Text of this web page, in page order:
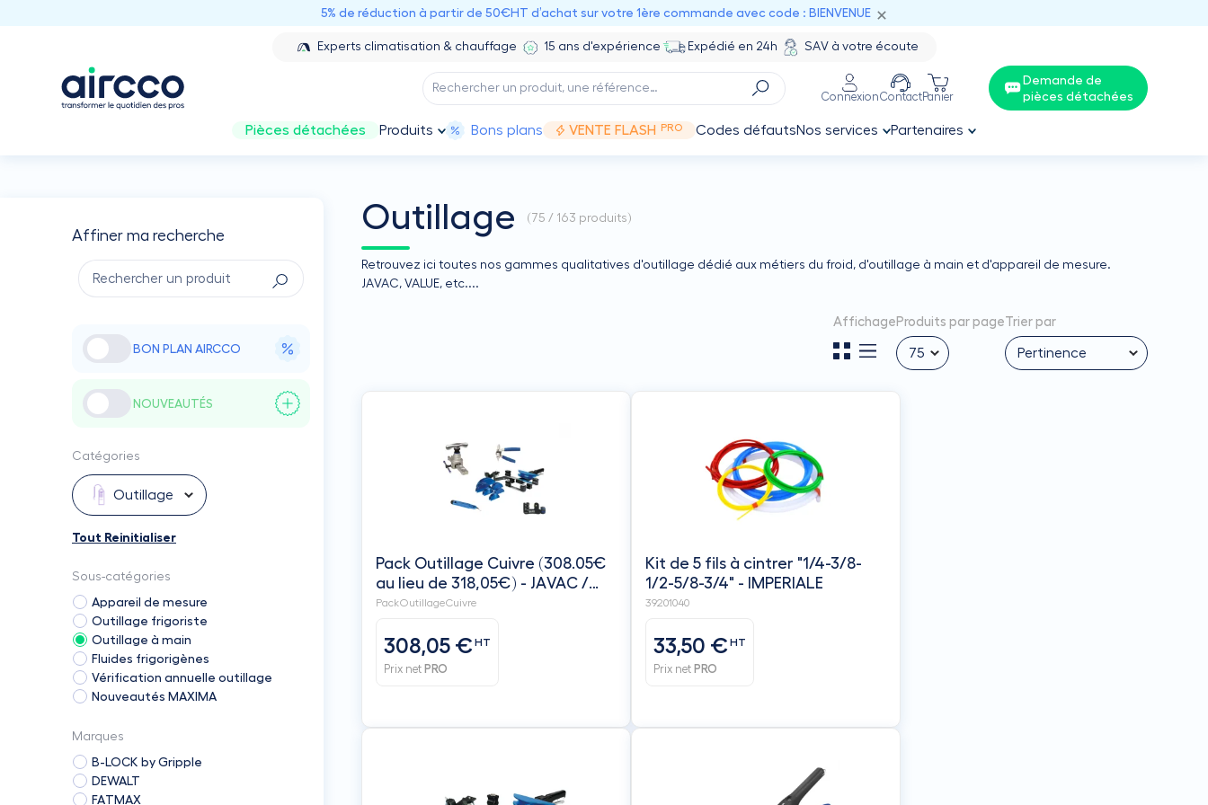
5% de réduction à partir de 50€HT d’achat sur votre 1ère commande avec code : BIENVENUE
Experts climatisation & chauffage 15 ans d'expérience Expédié en 24h SAV à votre écoute
ConnexionContactPanier
Demande de
pièces détachées
Pièces détachées Produits Bons plans VENTE FLASH PRO Codes défautsNos services Partenaires
Affiner ma recherche
BON PLAN AIRCCO
NOUVEAUTÉS
Catégories
Outillage
Tout Reinitialiser
Sous-catégories
Appareil de mesure
Outillage frigoriste
Outillage à main
Fluides frigorigènes
Vérification annuelle outillage
Nouveautés MAXIMA
Marques
B-LOCK by Gripple
DEWALT
FATMAX
Outillage ( 75 / 163 produits)
Retrouvez ici toutes nos gammes qualitatives d'outillage dédié aux métiers du froid, d'outillage à main et d'appareil de mesure.
JAVAC, VALUE, etc....
Affichage Produits par pageTrier par
Pack Outillage Cuivre (308.05€
au lieu de 318,05€) - JAVAC /
VALUE
PackOutillageCuivre
308,05 €HT
Prix net PRO
Kit de 5 fils à cintrer "1/4-3/8-
1/2-5/8-3/4" - IMPERIALE
39201040
33,50 €HT
Prix net PRO